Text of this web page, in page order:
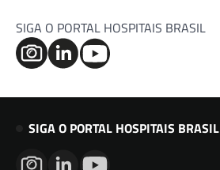
SIGA O PORTAL HOSPITAIS BRASIL
SIGA O PORTAL HOSPITAIS BRASIL